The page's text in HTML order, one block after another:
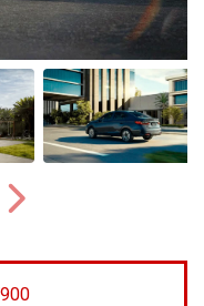
Próximo